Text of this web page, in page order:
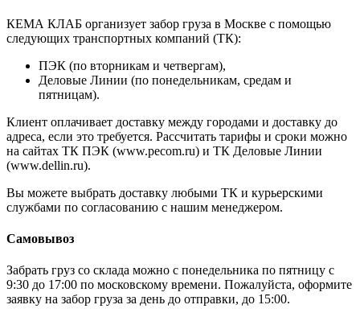
КЕМА КЛАБ организует забор груза в Москве с помощью
следующих транспортных компаний (ТК):
ПЭК (по вторникам и четвергам),
Деловые Линии (по понедельникам, средам и
пятницам).
Клиент оплачивает доставку между городами и доставку до
адреса, если это требуется. Рассчитать тарифы и сроки можно
на сайтах ТК ПЭК (www.pecom.ru) и ТК Деловые Линии
(www.dellin.ru).
Вы можете выбрать доставку любыми ТК и курьерскими
службами по согласованию с нашим менеджером.
Самовывоз
Забрать груз со склада можно с понедельника по пятницу с
9:30 до 17:00 по московскому времени. Пожалуйста, оформите
заявку на забор груза за день до отправки, до 15:00.